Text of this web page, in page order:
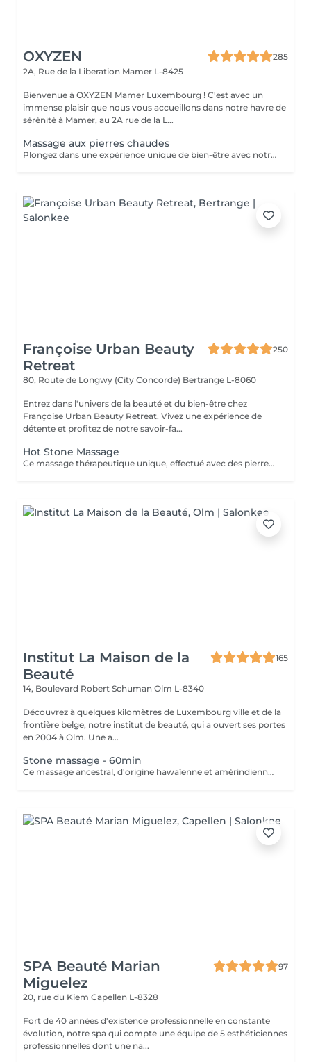
OXYZEN
285
2A, Rue de la Liberation Mamer L-8425
Bienvenue à OXYZEN Mamer Luxembourg ! C'est avec un
immense plaisir que nous vous accueillons dans notre havre de
sérénité à Mamer, au 2A rue de la L...
Massage aux pierres chaudes
Plongez dans une expérience unique de bien-être avec notre massage aux pierres chaudes. Cette pratique traditionnelle repose sur l'utilisation de pierres de basalte chauffées dans un bain d'eau chaude à température constante. Ces pierres sont ensuite utilisées pour induire des effets physiologiques de détente et de détoxification pendant le massage. Allongé(e) sur les pierres, enveloppé(e) dans un drap adapté à votre morphologie, vous ressentirez une chaleur enveloppante, une véritable sensation de mini-sauna, idéale pour vous réchauffer en hiver. Ce soin unique vous plongera dans une expérience sensorielle exceptionnelle, combinant des sensations contrastées, des stimuli répétés et une profonde relaxation. Le massage aux pierres chaudes diffère considérablement des massages manuels traditionnels, offrant une expérience inoubliable. Soins proposé uniquement de fin octobre à Mars afin de pouvoir bénéficier de tous les bienfaits de celui-ci Pour prolonger ces moments de bien-être, nous vous invitons à découvrir nos cartes FORFAITS, conçues pour vous offrir des avantages exclusifs. Pour plus d'informations, visitez notre page Forfaits. Parfait aussi comme idée cadeau sur mesure. Pour en savoir plus, cliquez ici : https://www.oxyzen.lu Veuillez noter que ce massage est déconseillé aux femmes enceintes. Avertissement : Nos soins sont dédiés au bien-être et à la relaxation. Ils ne remplacent pas un suivi médical et ne relèvent pas de la kinésithérapie.
Françoise Urban Beauty
Retreat
250
80, Route de Longwy (City Concorde) Bertrange L-8060
Entrez dans l'univers de la beauté et du bien-être chez
Françoise Urban Beauty Retreat. Vivez une expérience de
détente et profitez de notre savoir-fa...
Hot Stone Massage
Ce massage thérapeutique unique, effectué avec des pierres de lave, rend un bon équilibre de l'énergie. Son effet est plus profond et dure plus longtemps que celui d'un massage classique.
Institut La Maison de la
Beauté
165
14, Boulevard Robert Schuman Olm L-8340
Découvrez à quelques kilomètres de Luxembourg ville et de la
frontière belge, notre institut de beauté, qui a ouvert ses portes
en 2004 à Olm. Une a...
Stone massage - 60min
Ce massage ancestral, d'origine hawaïenne et amérindienne, vous offre une synergie magique entre les mains de l'esthéticienne et la chaleur des pierres volcaniques en basaltes composées de laves pure pour une détente extrême. Une douce chaleur vous enveloppe et vous procure une sensation de bien-être. Avec leurs différentes vertus thérapeutiques, les pierres sont déposées sur les points sensibles et/ou douloureux du corps. Un lâché pris qui détoxifie l'organisme et améliore la circulation sanguine. Outre leur effet drainant et relaxant, elles stimulent les muscles et défont les nuds pour une sensation réconfortante.
SPA Beauté Marian
Miguelez
97
20, rue du Kiem Capellen L-8328
Fort de 40 années d'existence professionnelle en constante
évolution, notre spa qui compte une équipe de 5 esthéticiennes
professionnelles dont une na...